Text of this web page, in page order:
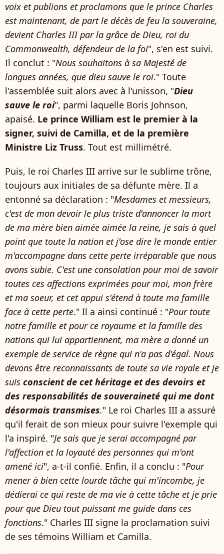
voix et publions et proclamons que le prince Charles
est maintenant, de part le décès de feu la souveraine,
devient Charles III par la grâce de Dieu, roi du
Commonwealth, défendeur de la foi", s'en est suivi.
Il conclut : "Nous souhaitons à sa Majesté de
longues années, que dieu sauve le roi." Toute
l'assemblée suit alors avec à l'unisson, "Dieu
sauve le roi", parmi laquelle Boris Johnson,
apaisé. Le prince William est le premier à la
signer, suivi de Camilla, et de la première
Ministre Liz Truss. Tout est millimétré.
Puis, le roi Charles III arrive sur le sublime trône,
toujours aux initiales de sa défunte mère. Il a
entonné sa déclaration : "Mesdames et messieurs,
c'est de mon devoir le plus triste d'annoncer la mort
de ma mère bien aimée aimée la reine, je sais à quel
point que toute la nation et j'ose dire le monde entier
m'accompagne dans cette perte irréparable que nous
avons subie. C'est une consolation pour moi de savoir
toutes ces affections exprimées pour moi, mon frère
et ma soeur, et cet appui s'étend à toute ma famille
face à cette perte." Il a ainsi continué : "Pour toute
notre famille et pour ce royaume et la famille des
nations qui lui appartiennent, ma mère a donné un
exemple de service de règne qui n'a pas d'égal. Nous
devons être reconnaissants de toute sa vie royale et je
suis conscient de cet héritage et des devoirs et
des responsabilités de souveraineté qui me dont
désormais transmises." Le roi Charles III a assuré
qu'il ferait de son mieux pour suivre l'exemple qui
l'a inspiré. "Je sais que je serai accompagné par
l'affection et la loyauté des personnes qui m'ont
amené ici", a-t-il confié. Enfin, il a conclu : "Pour
mener à bien cette lourde tâche qui m'incombe, je
dédierai ce qui reste de ma vie à cette tâche et je prie
pour que Dieu tout puissant me guide dans ces
fonctions." Charles III signe la proclamation suivi
de ses témoins William et Camilla.